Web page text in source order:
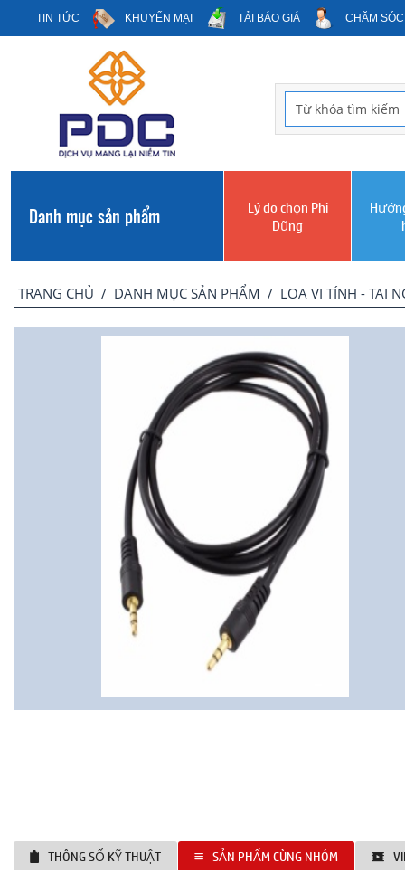
TIN TỨC KHUYẾN MẠI TẢI BÁO GIÁ CHĂM
Danh mục sản phẩm
Lý do chọn Phi
Dũng
TRANG CHỦ / DANH MỤC SẢN PHẨM / LOA VI TÍNH - TAI
THÔNG SỐ KỸ THUẬT SẢN PHẨM CÙNG NHÓM